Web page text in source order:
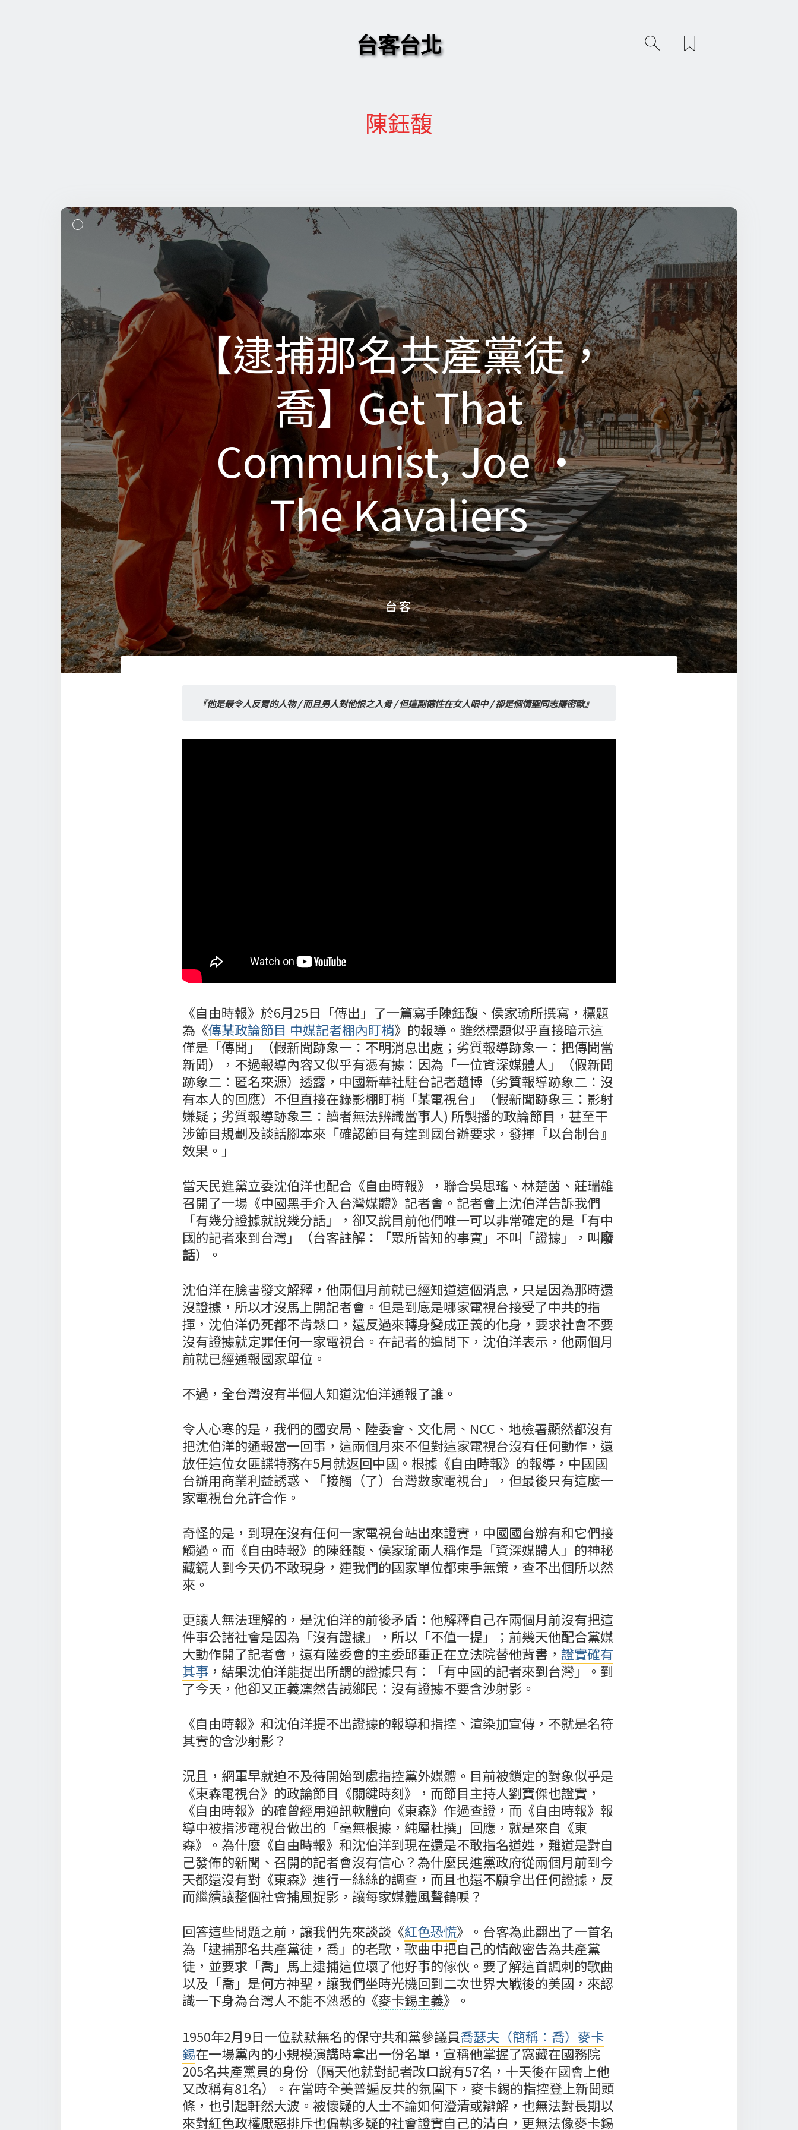
台客台北
陳鈺馥
【逮捕那名共產黨徒，
喬】Get That
Communist, Joe •
The Kavaliers
台客
【逮捕那名共產黨徒，
喬】Get That
Communist, Joe •
The Kavaliers
台客
『他是最令人反胃的人物 / 而且男人對他恨之入骨 / 但這副德性在女人眼中 / 卻是個情聖同志羅密歐』
《自由時報》於6月25日「傳出」了一篇寫手陳鈺馥、侯家瑜所撰寫，標題
為《傳某政論節目 中媒記者棚內盯梢》的報導。雖然標題似乎直接暗示這
僅是「傳聞」（假新聞跡象一：不明消息出處；劣質報導跡象一：把傳聞當
新聞），不過報導內容又似乎有憑有據：因為「一位資深媒體人」（假新聞
跡象二：匿名來源）透露，中國新華社駐台記者趙博（劣質報導跡象二：沒
有本人的回應）不但直接在錄影棚盯梢「某電視台」（假新聞跡象三：影射
嫌疑；劣質報導跡象三：讀者無法辨識當事人) 所製播的政論節目，甚至干
涉節目規劃及談話腳本來「確認節目有達到國台辦要求，發揮『以台制台』
效果。」
當天民進黨立委沈伯洋也配合《自由時報》，聯合吳思瑤、林楚茵、莊瑞雄
召開了一場《中國黑手介入台灣媒體》記者會。記者會上沈伯洋告訴我們
「有幾分證據就說幾分話」，卻又說目前他們唯一可以非常確定的是「有中
國的記者來到台灣」（台客註解：「眾所皆知的事實」不叫「證據」，叫廢
話）。
沈伯洋在臉書發文解釋，他兩個月前就已經知道這個消息，只是因為那時還
沒證據，所以才沒馬上開記者會。但是到底是哪家電視台接受了中共的指
揮，沈伯洋仍死都不肯鬆口，還反過來轉身變成正義的化身，要求社會不要
沒有證據就定罪任何一家電視台。在記者的追問下，沈伯洋表示，他兩個月
前就已經通報國家單位。
不過，全台灣沒有半個人知道沈伯洋通報了誰。
令人心寒的是，我們的國安局、陸委會、文化局、NCC、地檢署顯然都沒有
把沈伯洋的通報當一回事，這兩個月來不但對這家電視台沒有任何動作，還
放任這位女匪諜特務在5月就返回中國。根據《自由時報》的報導，中國國
台辦用商業利益誘惑、「接觸（了）台灣數家電視台」，但最後只有這麼一
家電視台允許合作。
奇怪的是，到現在沒有任何一家電視台站出來證實，中國國台辦有和它們接
觸過。而《自由時報》的陳鈺馥、侯家瑜兩人稱作是「資深媒體人」的神秘
藏鏡人到今天仍不敢現身，連我們的國家單位都束手無策，查不出個所以然
來。
更讓人無法理解的，是沈伯洋的前後矛盾：他解釋自己在兩個月前沒有把這
件事公諸社會是因為「沒有證據」，所以「不值一提」；前幾天他配合黨媒
大動作開了記者會，還有陸委會的主委邱垂正在立法院替他背書， 證實確有
其事 ，結果沈伯洋能提出所謂的證據只有：「有中國的記者來到台灣」。到
了今天，他卻又正義凜然告誡鄉民：沒有證據不要含沙射影。
《自由時報》和沈伯洋提不出證據的報導和指控、渲染加宣傳，不就是名符
其實的含沙射影？
況且，網軍早就迫不及待開始到處指控黨外媒體。目前被鎖定的對象似乎是
《東森電視台》的政論節目《關鍵時刻》，而節目主持人劉寶傑也證實，
《自由時報》的確曾經用通訊軟體向《東森》作過查證，而《自由時報》報
導中被指涉電視台做出的「毫無根據，純屬杜撰」回應，就是來自《東
森》。為什麼《自由時報》和沈伯洋到現在還是不敢指名道姓，難道是對自
己發佈的新聞、召開的記者會沒有信心？為什麼民進黨政府從兩個月前到今
天都還沒有對《東森》進行一絲絲的調查，而且也還不願拿出任何證據，反
而繼續讓整個社會捕風捉影，讓每家媒體風聲鶴唳？
回答這些問題之前，讓我們先來談談《紅色恐慌》。台客為此翻出了一首名
為「逮捕那名共產黨徒，喬」的老歌，歌曲中把自己的情敵密告為共產黨
徒，並要求「喬」馬上逮捕這位壞了他好事的傢伙。要了解這首諷刺的歌曲
以及「喬」是何方神聖，讓我們坐時光機回到二次世界大戰後的美國，來認
識一下身為台灣人不能不熟悉的《麥卡錫主義》。
1950年2月9日一位默默無名的保守共和黨參議員喬瑟夫（簡稱：喬）麥卡
錫在一場黨內的小規模演講時拿出一份名單，宣稱他掌握了窩藏在國務院
205名共產黨員的身份（隔天他就對記者改口說有57名，十天後在國會上他
又改稱有81名）。在當時全美普遍反共的氛圍下，麥卡錫的指控登上新聞頭
條，也引起軒然大波。被懷疑的人士不論如何澄清或辯解，也無法對長期以
來對紅色政權厭惡排斥也偏執多疑的社會證實自己的清白，更無法像麥卡錫